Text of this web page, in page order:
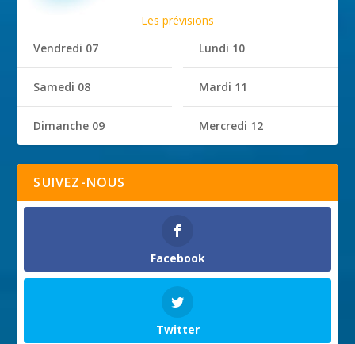
Les prévisions
Vendredi 07
Samedi 08
Dimanche 09
Lundi 10
Mardi 11
Mercredi 12
SUIVEZ-NOUS
Facebook
Twitter